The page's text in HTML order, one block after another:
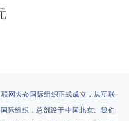
网大会国际组织正式成立，从互联
际组织，总部设于中国北京。我们